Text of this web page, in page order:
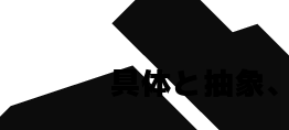
具体と抽象